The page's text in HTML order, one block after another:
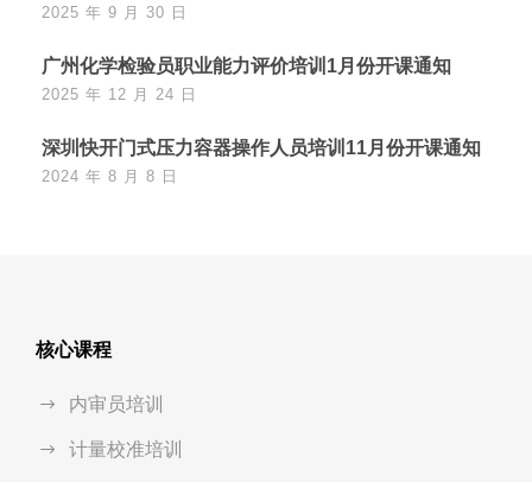
2025 年 9 月 30 日
广州化学检验员职业能力评价培训1月份开课通知
2025 年 12 月 24 日
深圳快开门式压力容器操作人员培训11月份开课通知
2024 年 8 月 8 日
核心课程
内审员培训
计量校准培训